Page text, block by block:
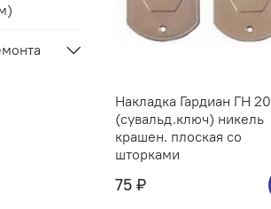
Накладка Гардиан ГН 20
(сувальд.ключ) никель
крашен. плоская со
шторками
75 ₽